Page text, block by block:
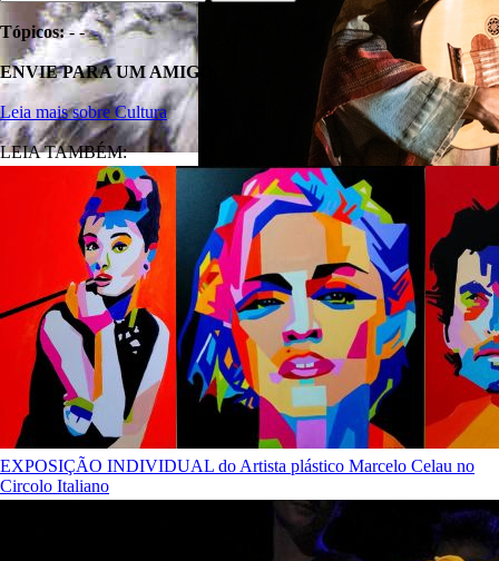
Tópicos: --
ENVIE PARA UM AMIGO
Leia mais sobre Cultura
LEIA TAMBÉM:
EXPOSIÇÃO INDIVIDUAL do Artista plástico Marcelo Celau no
Circolo Italiano